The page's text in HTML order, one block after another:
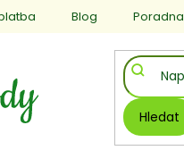
Blog Poradna
Hledat